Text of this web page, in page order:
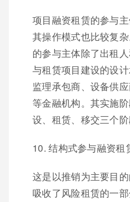
项目融资租赁的参与
其操作模式也比较复
的参与主体除了出租
与租赁项目建设的设计
监理承包商、设备供
等金融机构。其实施
设、租赁、移交三个阶
10. 结构式参与融资租
这是以推销为主要目
吸收了风险租赁的一